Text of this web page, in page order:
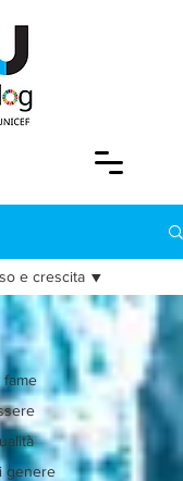
fame
genere
e crescita